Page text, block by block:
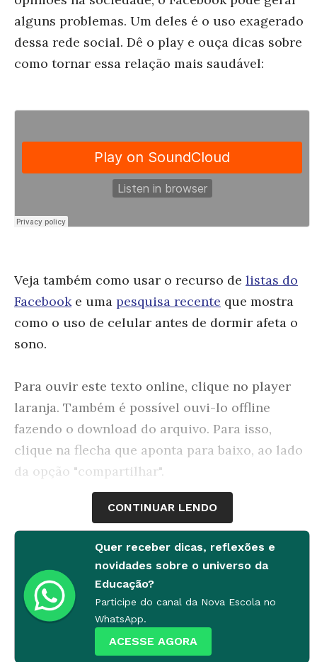
alguns problemas. Um deles é o uso exagerado
dessa rede social. Dê o play e ouça dicas sobre
como tornar essa relação mais saudável:
Veja também como usar o recurso de listas do
Facebook e uma pesquisa recente que mostra
como o uso de celular antes de dormir afeta o
sono.
Para ouvir este texto online, clique no player
laranja. Também é possível ouvi-lo offline
fazendo o download do arquivo. Para isso,
clique na flecha que aponta para baixo, ao lado
da opção "compartilhar".
CONTINUAR LENDO
Quer receber dicas, reflexões e
novidades sobre o universo da
Educação?
Participe do canal da Nova Escola no
WhatsApp.
ACESSE AGORA